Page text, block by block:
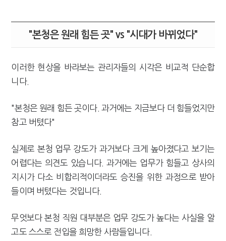
"본청은 원래 힘든 곳" vs "시대가 바뀌었다"
이러한 현상을 바라보는 관리자들의 시각은 비교적 단순합
니다.
"본청은 원래 힘든 곳이다. 과거에는 지금보다 더 힘들었지만
참고 버텼다"
실제로 본청 업무 강도가 과거보다 크게 높아졌다고 보기는
어렵다는 의견도 있습니다. 과거에는 업무가 힘들고 상사의
지시가 다소 비합리적이더라도 승진을 위한 과정으로 받아
들이며 버텼다는 것입니다.
무엇보다 본청 직원 대부분은 업무 강도가 높다는 사실을 알
고도 스스로 전입을 희망한 사람들입니다.